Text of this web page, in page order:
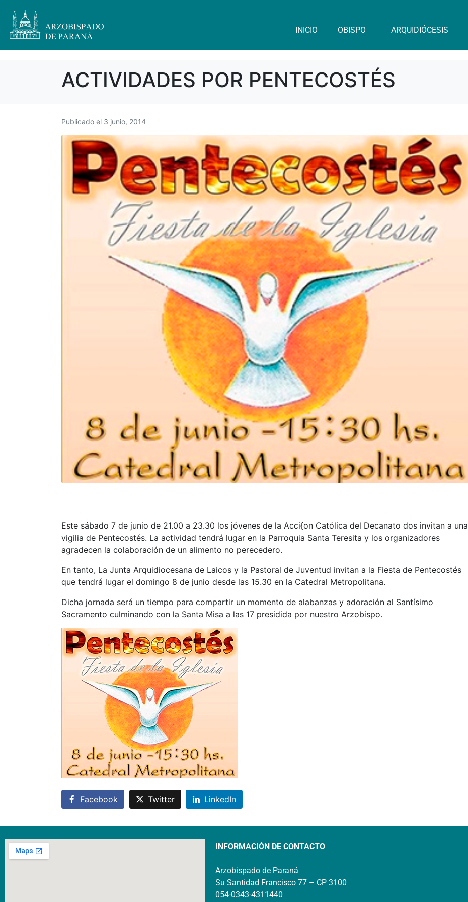
INICIO OBISPO ARQUIDIÓCESIS
ACTIVIDADES POR PENTECOSTÉS
Publicado el 3 junio, 2014
Este sábado 7 de junio de 21.00 a 23.30 los jóvenes de la Acci{on Católica del Decanato dos invitan a una
vigilia de Pentecostés. La actividad tendrá lugar en la Parroquia Santa Teresita y los organizadores
agradecen la colaboración de un alimento no perecedero.
En tanto, La Junta Arquidiocesana de Laicos y la Pastoral de Juventud invitan a la Fiesta de Pentecostés
que tendrá lugar el domingo 8 de junio desde las 15.30 en la Catedral Metropolitana.
Dicha jornada será un tiempo para compartir un momento de alabanzas y adoración al Santísimo
Sacramento culminando con la Santa Misa a las 17 presidida por nuestro Arzobispo.
Facebook Twitter LinkedIn
INFORMACIÓN DE CONTACTO
Arzobispado de Paraná
Su Santidad Francisco 77 – CP 3100
054-0343-4311440